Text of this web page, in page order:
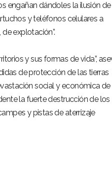
engañan dándoles la ilusión
y teléfonos celulares a
explotación”.
y sus formas de vida”,
de protección de las tierras
social y económica de
la fuerte destrucción de los
y pistas de aterrizaje